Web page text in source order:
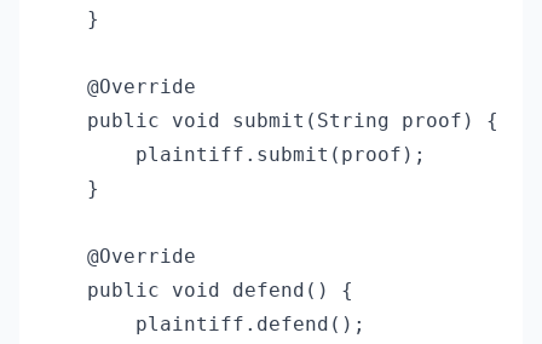
    }
    @Override
    public void submit(String proof) {
        plaintiff.submit(proof);
    }
    @Override
    public void defend() {
        plaintiff.defend();